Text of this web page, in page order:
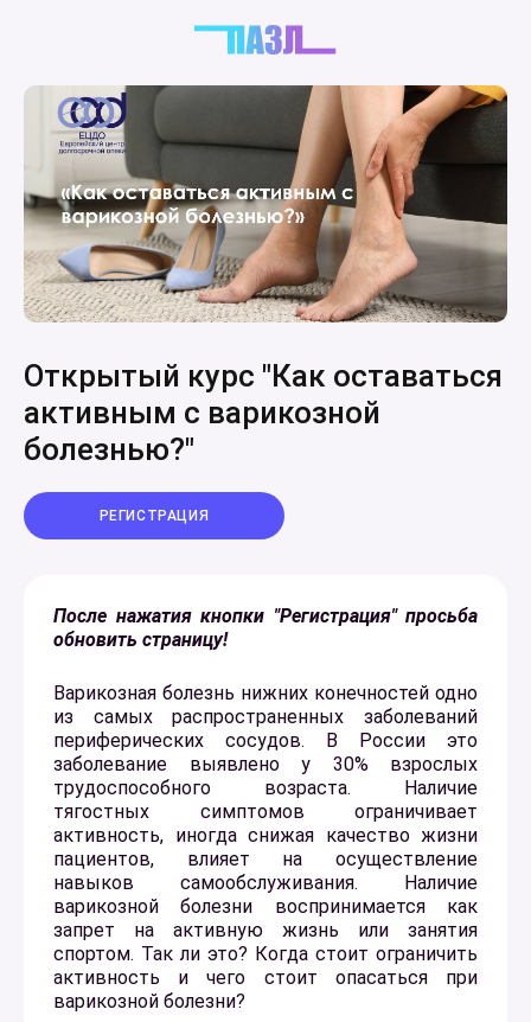
Открытый курс "Как оставаться
активным с варикозной
болезнью?"
РЕГИСТРАЦИЯ
После нажатия кнопки "Регистрация" просьба
обновить страницу!
Варикозная болезнь нижних конечностей одно
из самых распространенных заболеваний
периферических сосудов. В России это
заболевание выявлено у 30% взрослых
трудоспособного возраста. Наличие
тягостных симптомов ограничивает
активность, иногда снижая качество жизни
пациентов, влияет на осуществление
навыков самообслуживания. Наличие
варикозной болезни воспринимается как
запрет на активную жизнь или занятия
спортом. Так ли это? Когда стоит ограничить
активность и чего стоит опасаться при
варикозной болезни?